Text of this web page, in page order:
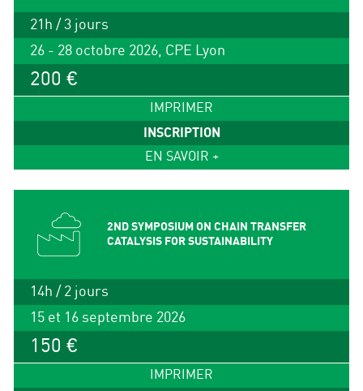
21h / 3 jours
26 - 28 octobre 2026, CPE Lyon
200 €
IMPRIMER
INSCRIPTION
EN SAVOIR +
2ND SYMPOSIUM ON CHAIN TRANSFER
CATALYSIS FOR SUSTAINABILITY
14h / 2 jours
15 et 16 septembre 2026
150 €
IMPRIMER